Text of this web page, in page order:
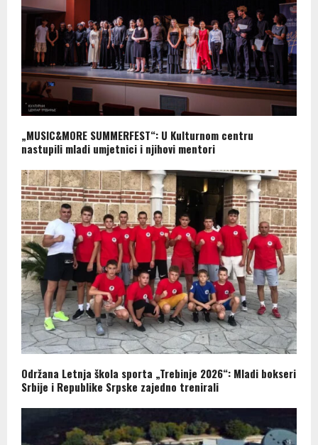
„MUSIC&MORE SUMMERFEST“: U Kulturnom centru
nastupili mladi umjetnici i njihovi mentori
Održana Letnja škola sporta „Trebinje 2026“: Mladi bokseri
Srbije i Republike Srpske zajedno trenirali